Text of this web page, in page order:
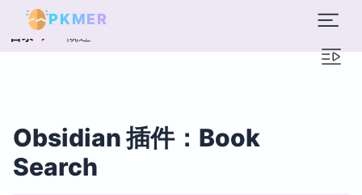
PKMER
目录 概述
Obsidian 插件：Book
Search